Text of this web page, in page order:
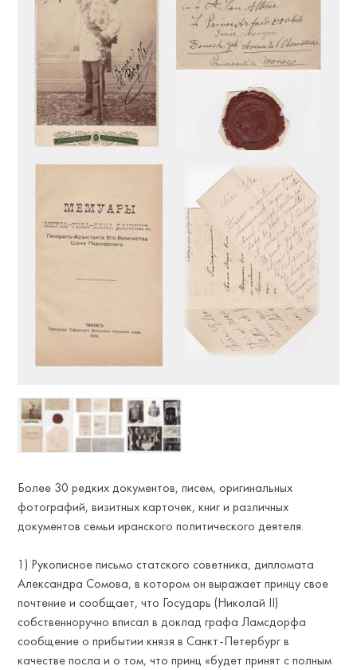
Более 30 редких документов, писем, оригинальных
фотографий, визитных карточек, книг и различных
документов семьи иранского политического деятеля.
1) Рукописное письмо статского советника, дипломата
Александра Сомова, в котором он выражает принцу свое
почтение и сообщает, что Государь (Николай II)
собственноручно вписал в доклад графа Ламсдорфа
сообщение о прибытии князя в Санкт-Петербург в
качестве посла и о том, что принц «будет принят с полным